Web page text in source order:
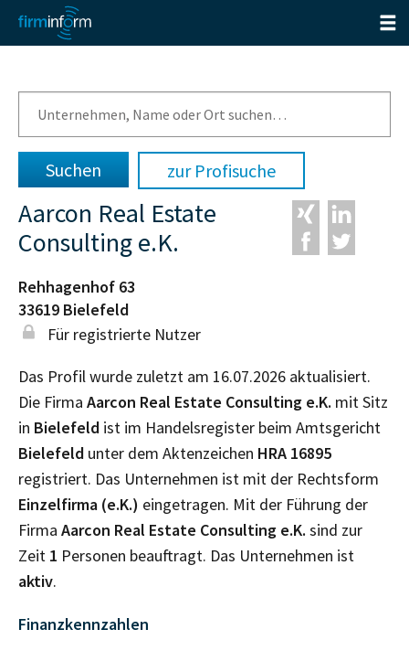
zur Profisuche
Aarcon Real Estate
Consulting e.K.
Rehhagenhof 63
33619 Bielefeld
Für registrierte Nutzer
Das Profil wurde zuletzt am 16.07.2026 aktualisiert.
Die Firma Aarcon Real Estate Consulting e.K. mit Sitz
in Bielefeld ist im Handelsregister beim Amtsgericht
Bielefeld unter dem Aktenzeichen HRA 16895
registriert. Das Unternehmen ist mit der Rechtsform
Einzelfirma (e.K.) eingetragen. Mit der Führung der
Firma Aarcon Real Estate Consulting e.K. sind zur
Zeit 1 Personen beauftragt. Das Unternehmen ist
aktiv.
Finanzkennzahlen